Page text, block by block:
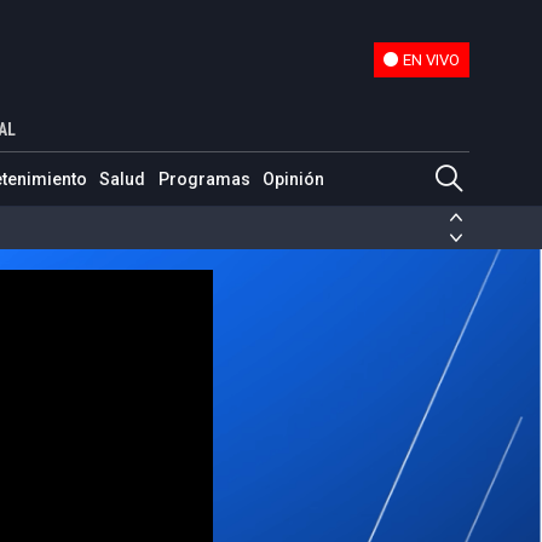
EN VIVO
Salud Programas Opinión
de las FARC